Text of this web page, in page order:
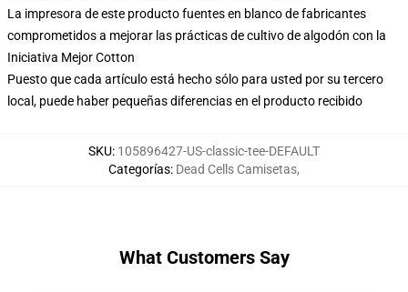
La impresora de este producto fuentes en blanco de fabricantes
comprometidos a mejorar las prácticas de cultivo de algodón con la
Iniciativa Mejor Cotton
Puesto que cada artículo está hecho sólo para usted por su tercero
local, puede haber pequeñas diferencias en el producto recibido
SKU: 105896427-US-classic-tee-DEFAULT
Categorías: Dead Cells Camisetas,
What Customers Say